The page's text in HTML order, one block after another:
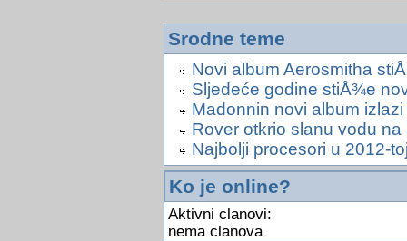
Srodne teme
Novi album Aerosmitha
Sljedeće godine stiÅ¾e
Madonnin novi album
Rover otkrio slanu vodu na
Najbolji procesori u 2012-
Ko je online?
Aktivni clanovi:
nema clanova